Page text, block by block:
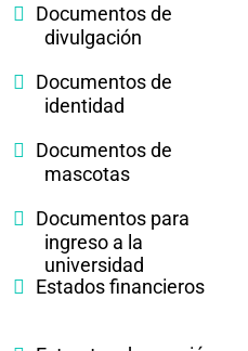
Documentos de
divulgación
Documentos de
identidad
Documentos de
mascotas
Documentos para
ingreso a la
universidad
Estados financieros